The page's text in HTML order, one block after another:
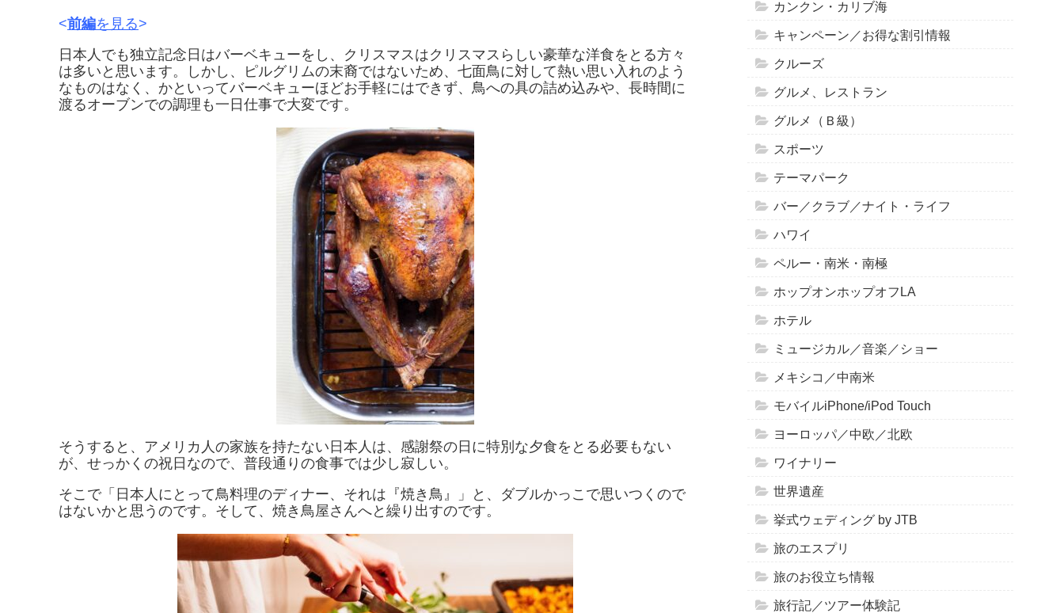
<前編を見る>
日本人でも独立記念日はバーベキューをし、クリスマスはクリスマスらしい豪華な洋食をとる方々
は多いと思います。しかし、ピルグリムの末裔ではないため、七面鳥に対して熱い思い入れのよう
なものはなく、かといってバーベキューほどお手軽にはできず、鳥への具の詰め込みや、長時間に
渡るオーブンでの調理も一日仕事で大変です。
そうすると、アメリカ人の家族を持たない日本人は、感謝祭の日に特別な夕食をとる必要もない
が、せっかくの祝日なので、普段通りの食事では少し寂しい。
そこで「日本人にとって鳥料理のディナー、それは『焼き鳥』」と、ダブルかっこで思いつくので
はないかと思うのです。そして、焼き鳥屋さんへと繰り出すのです。
カンクン・カリブ海
キャンペーン／お得な割引情報
クルーズ
グルメ、レストラン
グルメ（Ｂ級）
スポーツ
テーマパーク
バー／クラブ／ナイト・ライフ
ハワイ
ペルー・南米・南極
ホップオンホップオフLA
ホテル
ミュージカル／音楽／ショー
メキシコ／中南米
モバイルiPhone/iPod Touch
ヨーロッパ／中欧／北欧
ワイナリー
世界遺産
挙式ウェディング by JTB
旅のエスプリ
旅のお役立ち情報
旅行記／ツアー体験記